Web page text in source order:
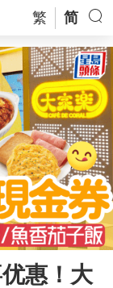
繁 简
惠！大